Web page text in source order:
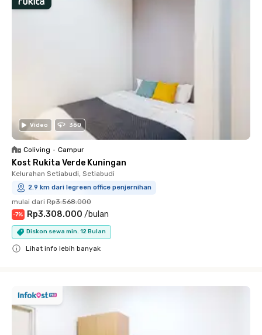
Video 360
Coliving • Campur
Kost Rukita Verde Kuningan
Kelurahan Setiabudi, Setiabudi
2.9 km dari legreen office penjernihan
mulai dari Rp3.568.000
-7% Rp3.308.000 /bulan
Diskon sewa min. 12 Bulan
Lihat info lebih banyak